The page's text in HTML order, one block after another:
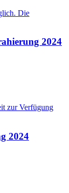
Die
2024
zur Verfügung
2024